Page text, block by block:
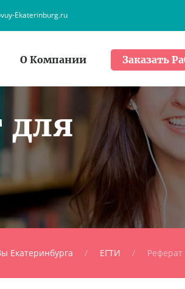
Ekaterinburg.ru
О Компании Заказать
для
Екатеринбурга ЕГТИ Реферат